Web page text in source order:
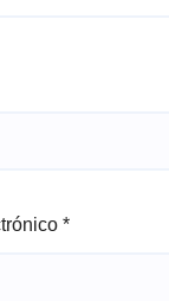
*